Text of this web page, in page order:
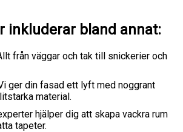
inkluderar bland annat:
från väggar och tak till snickerier och
ger din fasad ett lyft med noggrant
material.
hjälper dig att skapa vackra rum
tapeter.